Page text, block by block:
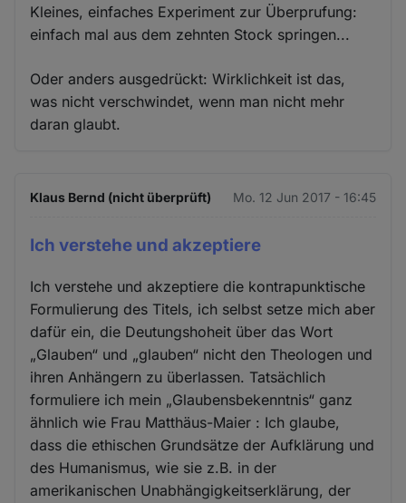
Kleines, einfaches Experiment zur Überprufung:
einfach mal aus dem zehnten Stock springen...
Oder anders ausgedrückt: Wirklichkeit ist das,
was nicht verschwindet, wenn man nicht mehr
daran glaubt.
Klaus Bernd (nicht überprüft) Mo. 12 Jun 2017 - 16:45
Ich verstehe und akzeptiere
Ich verstehe und akzeptiere die kontrapunktische
Formulierung des Titels, ich selbst setze mich aber
dafür ein, die Deutungshoheit über das Wort
„Glauben“ und „glauben“ nicht den Theologen und
ihren Anhängern zu überlassen. Tatsächlich
formuliere ich mein „Glaubensbekenntnis“ ganz
ähnlich wie Frau Matthäus-Maier : Ich glaube,
dass die ethischen Grundsätze der Aufklärung und
des Humanismus, wie sie z.B. in der
amerikanischen Unabhängigkeitserklärung, der